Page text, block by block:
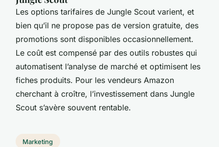
Les options tarifaires de Jungle Scout varient, et
bien qu’il ne propose pas de version gratuite, des
promotions sont disponibles occasionnellement.
Le coût est compensé par des outils robustes qui
automatisent l’analyse de marché et optimisent les
fiches produits. Pour les vendeurs Amazon
cherchant à croître, l’investissement dans Jungle
Scout s’avère souvent rentable.
Marketing